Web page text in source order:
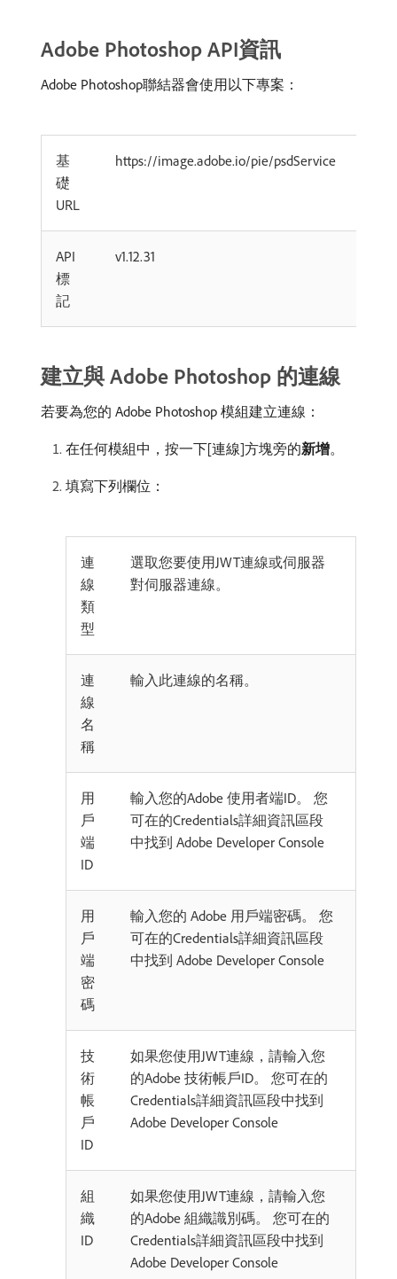
Adobe Photoshop API資訊
Adobe Photoshop聯結器會使用以下專案：
基
礎
URL
https://image.adobe.io/pie/psdService
API
標
記
v1.12.31
建立與 Adobe Photoshop 的連線
若要為您的 Adobe Photoshop 模組建立連線：
在任何模組中，按一下[連線]方塊旁的​新增。
填寫下列欄位：
連
線
類
型
選取您要使用JWT連線或伺服器
對伺服器連線。
連
線
名
稱
輸入此連線的名稱。
用
戶
端
ID
輸入您的Adobe 使用者端ID。 您
可在的Credentials詳細資訊區段
中找到 Adobe Developer Console
用
戶
端
密
碼
輸入您的 Adobe 用戶端密碼。 您
可在的Credentials詳細資訊區段
中找到 Adobe Developer Console
技
術
帳
戶
ID
如果您使用JWT連線，請輸入您
的Adobe 技術帳戶ID。 您可在的
Credentials詳細資訊區段中找到
Adobe Developer Console
組
織
ID
如果您使用JWT連線，請輸入您
的Adobe 組織識別碼。 您可在的
Credentials詳細資訊區段中找到
Adobe Developer Console